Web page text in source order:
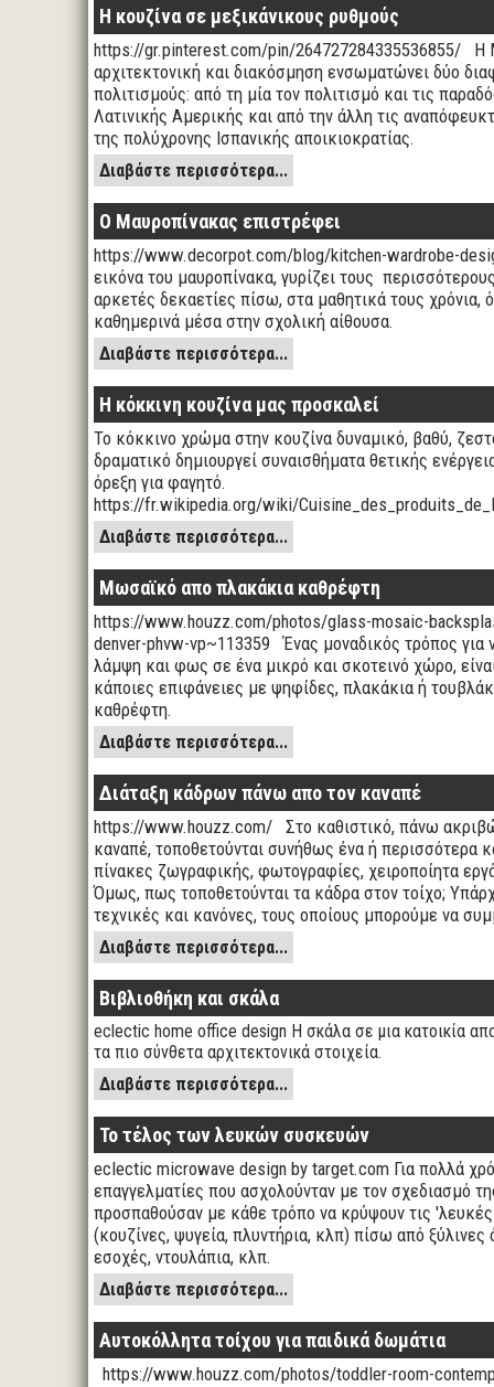
Η κουζίνα σε μεξικάνικους ρυθμούς
https://gr.pinterest.com/pin/264727284335536855/ Η
αρχιτεκτονική και διακόσμηση ενσωματώνει δύο
πολιτισμούς: από τη μία τον πολιτισμό και τις
Λατινικής Αμερικής και από την άλλη τις
της πολύχρονης Ισπανικής αποικιοκρατίας.
Διαβάστε περισσότερα...
Ο Μαυροπίνακας επιστρέφει
https://www.decorpot.com/blog/kitchen-wardrobe-
εικόνα του μαυροπίνακα, γυρίζει τους
αρκετές δεκαετίες πίσω, στα μαθητικά τους χρόνια,
καθημερινά μέσα στην σχολική αίθουσα.
Διαβάστε περισσότερα...
Η κόκκινη κουζίνα μας προσκαλεί
Το κόκκινο χρώμα στην κουζίνα δυναμικό, βαθύ,
δραματικό δημιουργεί συναισθήματα θετικής
όρεξη για φαγητό.
https://fr.wikipedia.org/wiki/
Διαβάστε περισσότερα...
Μωσαϊκό απο πλακάκια καθρέφτη
https://www.houzz.com/photos/glass-mosaic-
denver-phvw-vp~113359 Ένας μοναδικός τρόπος για
λάμψη και φως σε ένα μικρό και σκοτεινό χώρο,
κάποιες επιφάνειες με ψηφίδες, πλακάκια ή
καθρέφτη.
Διαβάστε περισσότερα...
Διάταξη κάδρων πάνω απο τον καναπέ
https://www.houzz.com/ Στο καθιστικό, πάνω
καναπέ, τοποθετούνται συνήθως ένα ή περισσότερα
πίνακες ζωγραφικής, φωτογραφίες, χειροποίητα
Όμως, πως τοποθετούνται τα κάδρα στον τοίχο;
τεχνικές και κανόνες, τους οποίους μπορούμε να
Διαβάστε περισσότερα...
Βιβλιοθήκη και σκάλα
eclectic home office design Η σκάλα σε μια κατοικία
τα πιο σύνθετα αρχιτεκτονικά στοιχεία.
Διαβάστε περισσότερα...
Το τέλος των λευκών συσκευών
eclectic microwave design by target.com Για πολλά
επαγγελματίες που ασχολούνταν με τον σχεδιασμό
προσπαθούσαν με κάθε τρόπο να κρύψουν τις
(κουζίνες, ψυγεία, πλυντήρια, κλπ) πίσω από
εσοχές, ντουλάπια, κλπ.
Διαβάστε περισσότερα...
Αυτοκόλλητα τοίχου για παιδικά δωμάτια
https://www.houzz.com/photos/toddler-room-